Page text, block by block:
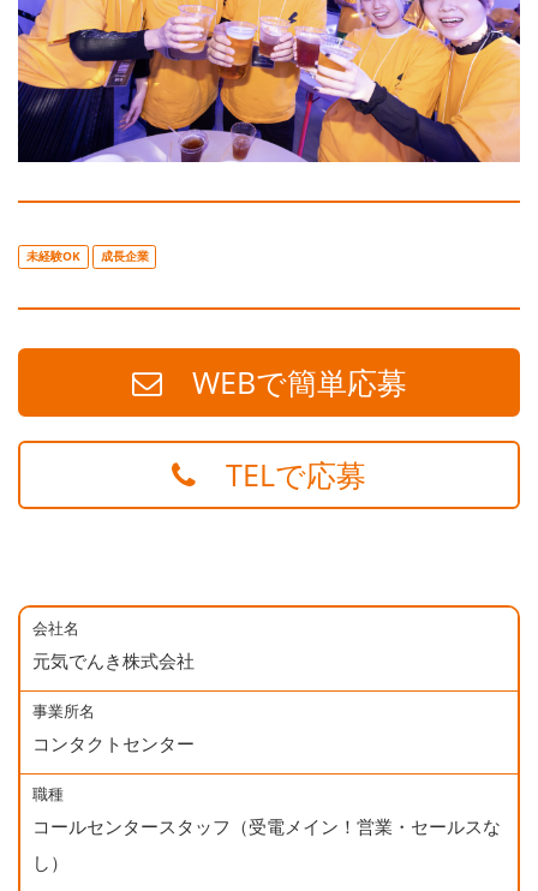
未経験OK 成長企業
WEBで簡単応募
TELで応募
会社名
元気でんき株式会社
事業所名
コンタクトセンター
職種
コールセンタースタッフ（受電メイン！営業・セールスな
し）